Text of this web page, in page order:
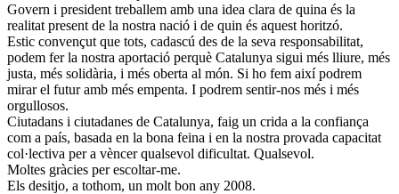
Govern i president treballem amb una idea clara de quina és la
realitat present de la nostra nació i de quin és aquest horitzó.
Estic convençut que tots, cadascú des de la seva responsabilitat,
podem fer la nostra aportació perquè Catalunya sigui més lliure, més
justa, més solidària, i més oberta al món. Si ho fem així podrem
mirar el futur amb més empenta. I podrem sentir-nos més i més
orgullosos.
Ciutadans i ciutadanes de Catalunya, faig un crida a la confiança
com a país, basada en la bona feina i en la nostra provada capacitat
col·lectiva per a vèncer qualsevol dificultat. Qualsevol.
Moltes gràcies per escoltar-me.
Els desitjo, a tothom, un molt bon any 2008.